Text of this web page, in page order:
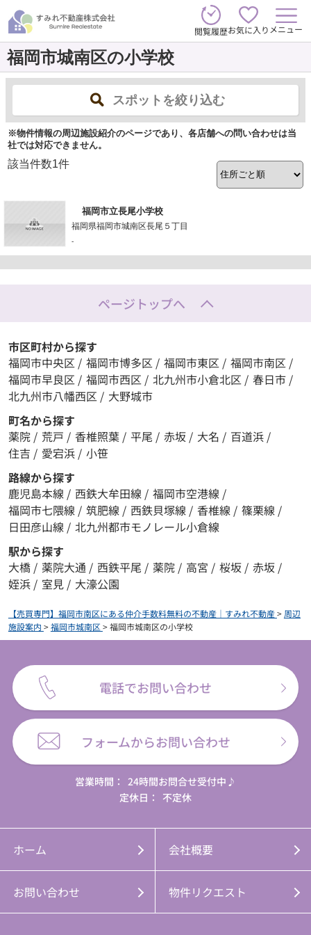
閲覧履歴お気に入り メニュー
福岡市城南区の小学校
スポットを絞り込む
※物件情報の周辺施設紹介のページであり、各店舗への問い合わせは当
社では対応できません。
該当件数1件
福岡市立長尾小学校
福岡県福岡市城南区長尾５丁目
-
ページトップへ
市区町村から探す
福岡市中央区 / 福岡市博多区 / 福岡市東区 / 福岡市南区 /
福岡市早良区 / 福岡市西区 / 北九州市小倉北区 / 春日市 /
北九州市八幡西区 / 大野城市
町名から探す
薬院 / 荒戸 / 香椎照葉 / 平尾 / 赤坂 / 大名 / 百道浜 /
住吉 / 愛宕浜 / 小笹
路線から探す
鹿児島本線 / 西鉄大牟田線 / 福岡市空港線 /
福岡市七隈線 / 筑肥線 / 西鉄貝塚線 / 香椎線 / 篠栗線 /
日田彦山線 / 北九州都市モノレール小倉線
駅から探す
大橋 / 薬院大通 / 西鉄平尾 / 薬院 / 高宮 / 桜坂 / 赤坂 /
姪浜 / 室見 / 大濠公園
【売買専門】福岡市南区にある仲介手数料無料の不動産｜すみれ不動産> 周辺
施設案内 >福岡市城南区 >福岡市城南区の小学校
電話でお問い合わせ
フォームからお問い合わせ
営業時間：
24時間お問合せ受付中♪
定休日：
不定休
ホーム 会社概要
お問い合わせ 物件リクエスト